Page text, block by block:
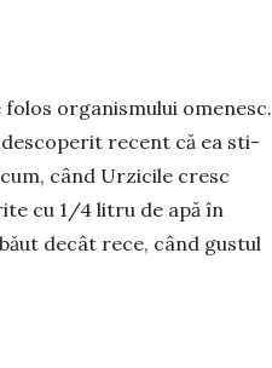
orga­nis­­mului omenesc.
recent că ea sti­
când Urzicile cresc
cu 1/4 litru de apă în
decât re­ce, când gus­tul